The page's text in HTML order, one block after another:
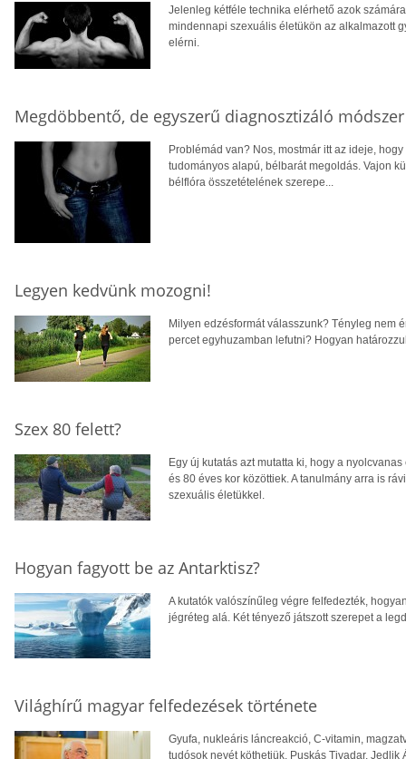
Jelenleg kétféle technika elérhető azok
mindennapi szexuális életükön az alkalmazott
elérni.
Megdöbbentő, de egyszerű diagnosztizáló módszer
Problémád van? Nos, mostmár itt az ideje,
tudományos alapú, bélbarát megoldás. Vajon
bélflóra összetételének szerepe...
Legyen kedvünk mozogni!
Milyen edzésformát válasszunk? Tényleg nem
percet egyhuzamban lefutni? Hogyan
Szex 80 felett?
Egy új kutatás azt mutatta ki, hogy a
és 80 éves kor közöttiek. A tanulmány arra is
szexuális életükkel.
Hogyan fagyott be az Antarktisz?
A kutatók valószínűleg végre felfedezték,
jégréteg alá. Két tényező játszott szerepet a
Világhírű magyar felfedezések története
Gyufa, nukleáris láncreakció, C-vitamin,
tudósok nevét köthetjük. Puskás Tivadar,